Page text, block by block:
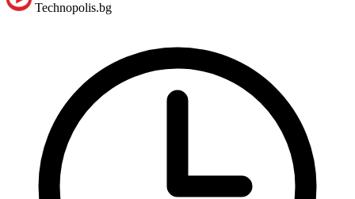
Technopolis.bg